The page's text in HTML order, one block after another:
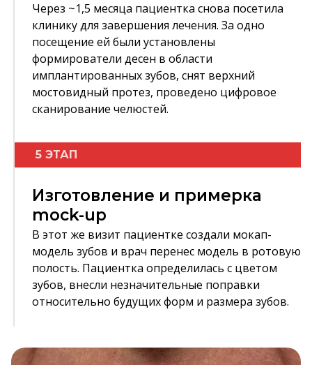
Через ~1,5 месяца пациентка снова посетила
клинику для завершения лечения. За одно
посещение ей были установлены
формирователи десен в области
имплантированных зубов, снят верхний
мостовидный протез, проведено цифровое
сканирование челюстей.
5 ЭТАП
Изготовление и примерка
mock-up
В этот же визит пациентке создали мокап-
модель зубов и врач перенес модель в ротовую
полость. Пациентка определилась с цветом
зубов, внесли незначительные поправки
относительно будущих форм и размера зубов.